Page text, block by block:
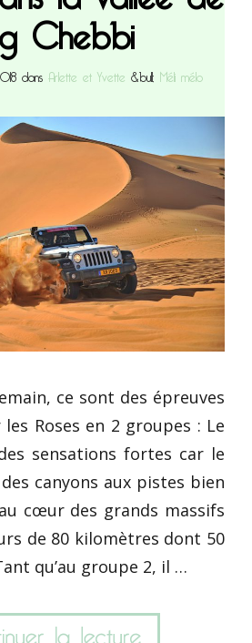
Chebbi
dansArlette et Yvette &bull; Méli mélo
ce sont des épreuves
Roses en 2 groupes : Le
sensations fortes car le
canyons aux pistes bien
cœur des grands massifs
de 80 kilomètres dont 50
qu’au groupe 2, il …